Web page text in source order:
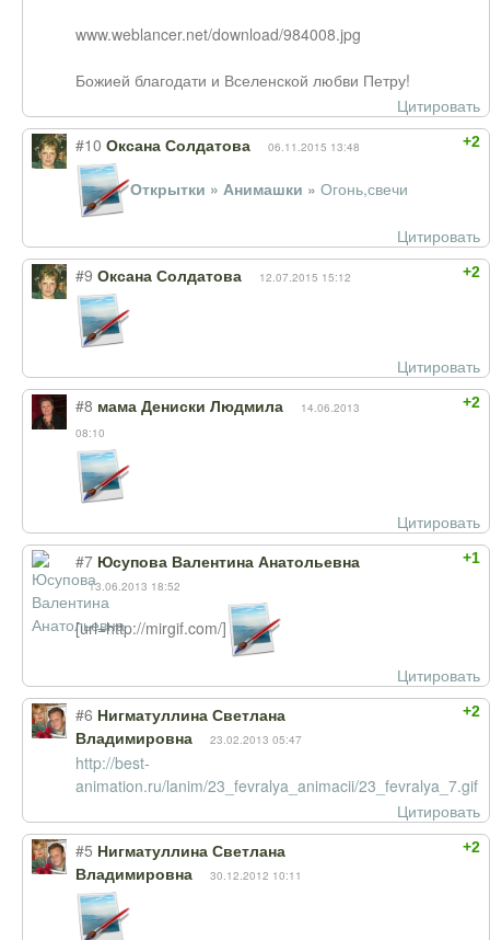
www.weblancer.net/download/984008.jpg
Божией благодати и Вселенской любви Петру!
Цитировать
+2
#10 Оксана Солдатова 06.11.2015 13:48
Открытки » Анимашки » Огонь,свечи
Цитировать
+2
#9 Оксана Солдатова 12.07.2015 15:12
Цитировать
+2
#8 мама Дениски Людмила
14.06.2013
08:10
Цитировать
+1
#7 Юсупова Валентина Анатольевна
13.06.2013 18:52
[url=http://mirgif.com/]
Цитировать
+2
#6 Нигматуллина Светлана
Владимировна
23.02.2013 05:47
http://best-
animation.ru/lanim/23_fevralya_animacii/23_fevralya_7.gif
Цитировать
+2
#5 Нигматуллина Светлана
Владимировна
30.12.2012 10:11